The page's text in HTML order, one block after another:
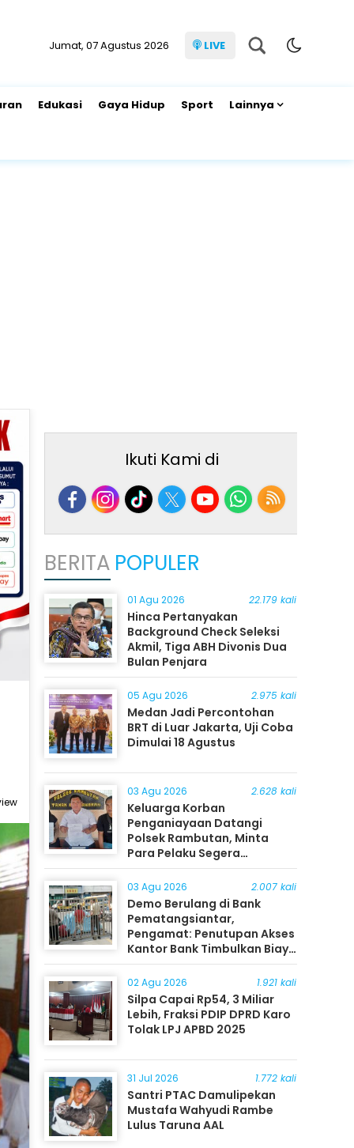
Jumat, 07 Agustus 2026 LIVE
Edukasi Gaya Hidup Sport Lainnya
Ikuti Kami di
BERITA POPULER
01 Agu 2026 22.179 kali
Hinca Pertanyakan
Background Check Seleksi
Akmil, Tiga ABH Divonis Dua
Bulan Penjara
05 Agu 2026 2.975 kali
Medan Jadi Percontohan
BRT di Luar Jakarta, Uji Coba
Dimulai 18 Agustus
03 Agu 2026 2.628 kali
Keluarga Korban
Penganiayaan Datangi
Polsek Rambutan, Minta
Para Pelaku Segera
Ditangkap
03 Agu 2026 2.007 kali
Demo Berulang di Bank
Pematangsiantar,
Pengamat: Penutupan Akses
Kantor Bank Timbulkan Biaya
Ekonomi bagi Masyarakat
02 Agu 2026 1.921 kali
Silpa Capai Rp54, 3 Miliar
Lebih, Fraksi PDIP DPRD Karo
Tolak LPJ APBD 2025
31 Jul 2026 1.772 kali
Santri PTAC Damulipekan
Mustafa Wahyudi Rambe
Lulus Taruna AAL